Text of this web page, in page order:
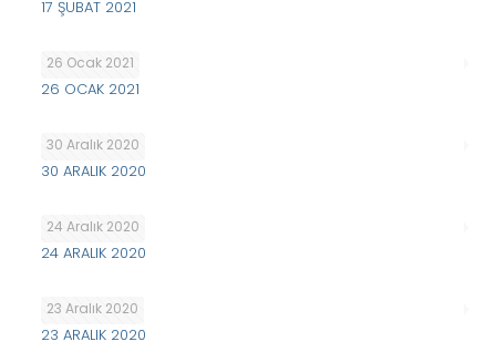
17 ŞUBAT 2021
26 Ocak 2021
26 OCAK 2021
30 Aralık 2020
30 ARALIK 2020
24 Aralık 2020
24 ARALIK 2020
23 Aralık 2020
23 ARALIK 2020